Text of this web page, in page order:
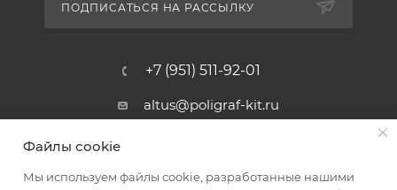
ПОДПИСАТЬСЯ НА РАССЫЛКУ
+7 (951) 511-92-01
altus@poligraf-kit.ru
Магазин-склад ТЦ "Альтус"
пос. Янтарный, Малое Зеленое
Файлы cookie
Мы используем файлы cookie, разработанные нашими